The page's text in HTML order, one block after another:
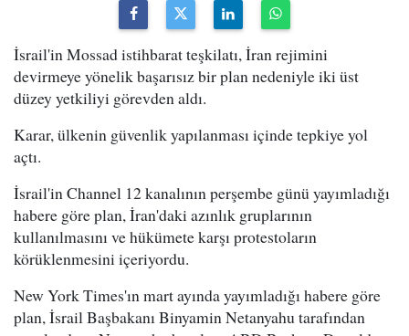
İsrail'in Mossad istihbarat teşkilatı, İran rejimini
devirmeye yönelik başarısız bir plan nedeniyle iki üst
düzey yetkiliyi görevden aldı.
Karar, ülkenin güvenlik yapılanması içinde tepkiye yol
açtı.
İsrail'in Channel 12 kanalının perşembe günü yayımladığı
habere göre plan, İran'daki azınlık gruplarının
kullanılmasını ve hükümete karşı protestoların
körüklenmesini içeriyordu.
New York Times'ın mart ayında yayımladığı habere göre
plan, İsrail Başbakanı Binyamin Netanyahu tarafından